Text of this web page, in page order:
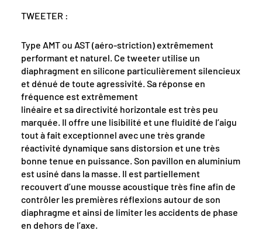
TWEETER :
Type AMT ou AST (aéro-striction) extrêmement
performant et naturel. Ce tweeter utilise un
diaphragment en silicone particulièrement silencieux
et dénué de toute agressivité. Sa réponse en
fréquence est extrêmement
linéaire et sa directivité horizontale est très peu
marquée. Il offre une lisibilité et une fluidité de l’aigu
tout à fait exceptionnel avec une très grande
réactivité dynamique sans distorsion et une très
bonne tenue en puissance. Son pavillon en aluminium
est usiné dans la masse. Il est partiellement
recouvert d’une mousse acoustique très fine afin de
contrôler les premières réflexions autour de son
diaphragme et ainsi de limiter les accidents de phase
en dehors de l’axe.